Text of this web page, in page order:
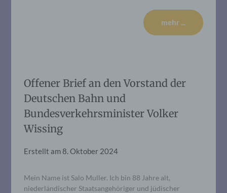
mehr ...
Offener Brief an den Vorstand der
Deutschen Bahn und
Bundesverkehrsminister Volker
Wissing
Erstellt am8. Oktober 2024
Mein Name ist Salo Muller. Ich bin 88 Jahre alt,
niederländischer Staatsangehöriger und jüdischer